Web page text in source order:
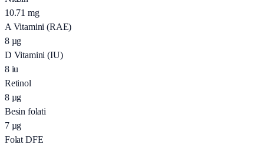
10.71 mg
A Vitamini (RAE)
8 µg
D Vitamini (IU)
8 iu
Retinol
8 µg
Besin folati
7 µg
Folat DFE